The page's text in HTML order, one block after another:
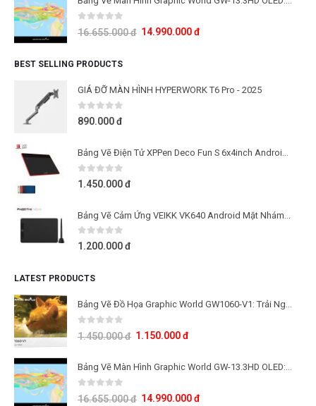
0 out of 5
16.655.000đ 14.990.000đ
BEST SELLING PRODUCTS
GIÁ ĐỠ MÀN HÌNH HYPERWORK T6 Pro - 2025
0out of 5
890.000đ
0 out of 5
1.450.000đ
0 out of 5
1.200.000đ
LATEST PRODUCTS
Bảng Vẽ Đồ Họa Graphic World GW1060-V1: Trải Nghiệm Lực Nhấn 16K Cho Học Tập Và Sáng Tạo
0 out of 5
1.450.000đ 1.150.000đ
0 out of 5
16.655.000đ 14.990.000đ